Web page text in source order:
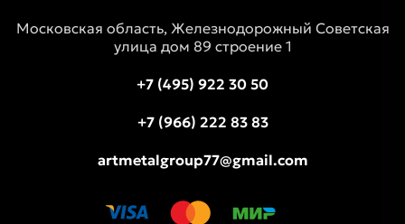
Московская область, Железнодорожный Советская
улица дом 89 строение 1
+7 (495) 922 30 50
+7 (966) 222 83 83
artmetalgroup77@gmail.com